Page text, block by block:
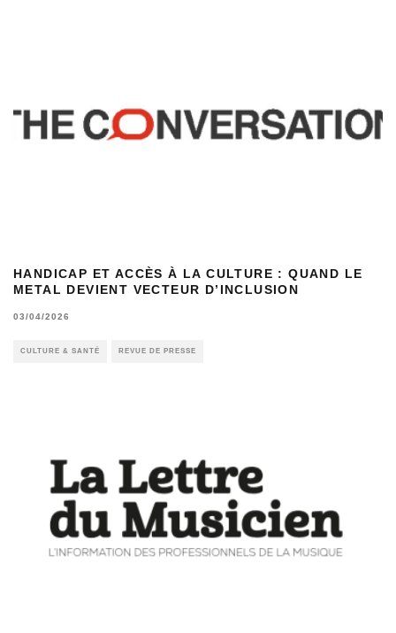
HANDICAP ET ACCÈS À LA CULTURE : QUAND LE
METAL DEVIENT VECTEUR D’INCLUSION
03/04/2026
CULTURE & SANTÉ REVUE DE PRESSE